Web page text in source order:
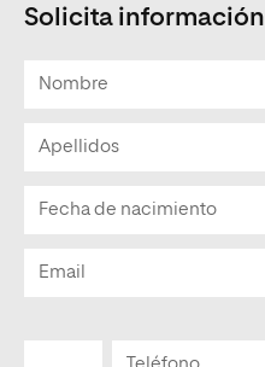
Solicita información